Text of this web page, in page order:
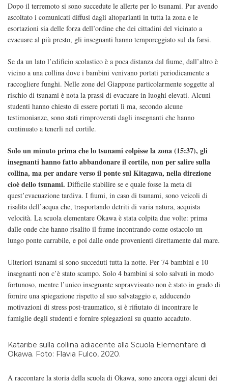
Dopo il terremoto si sono succedute le allerte per lo tsunami. Pur avendo
ascoltato i comunicati diffusi dagli altoparlanti in tutta la zona e le
esortazioni sia delle forza dell’ordine che dei cittadini del vicinato a
evacuare al più presto, gli insegnanti hanno temporeggiato sul da farsi.
Se da un lato l’edificio scolastico è a poca distanza dal fiume, dall’altro è
vicino a una collina dove i bambini venivano portati periodicamente a
raccogliere funghi. Nelle zone del Giappone particolarmente soggette al
rischio di tsunami è nota la prassi di evacuare in luoghi elevati. Alcuni
studenti hanno chiesto di essere portati lì ma, secondo alcune
testimonianze, sono stati rimproverati dagli insegnanti che hanno
continuato a tenerli nel cortile.
Solo un minuto prima che lo tsunami colpisse la zona (15:37), gli
insegnanti hanno fatto abbandonare il cortile, non per salire sulla
collina, ma per andare verso il ponte sul Kitagawa, nella direzione
cioè dello tsunami. Difficile stabilire se e quale fosse la meta di
quest’evacuazione tardiva. I fiumi, in caso di tsunami, sono veicoli di
risalita dell’acqua che, trasportando detriti di varia natura, acquista
velocità. La scuola elementare Okawa è stata colpita due volte: prima
dalle onde che hanno risalito il fiume incontrando come ostacolo un
lungo ponte carrabile, e poi dalle onde provenienti direttamente dal mare.
Ulteriori tsunami si sono succeduti tutta la notte. Per 74 bambini e 10
insegnanti non c’è stato scampo. Solo 4 bambini si solo salvati in modo
fortunoso, mentre l’unico insegnante sopravvissuto non è stato in grado di
fornire una spiegazione rispetto al suo salvataggio e, adducendo
motivazioni di stress post-traumatico, si è rifiutato di incontrare le
famiglie degli studenti e fornire spiegazioni su quanto accaduto.
Kataribe sulla collina adiacente alla Scuola Elementare di
Okawa. Foto: Flavia Fulco, 2020.
A raccontare la storia della scuola di Okawa, sono ancora oggi alcuni dei